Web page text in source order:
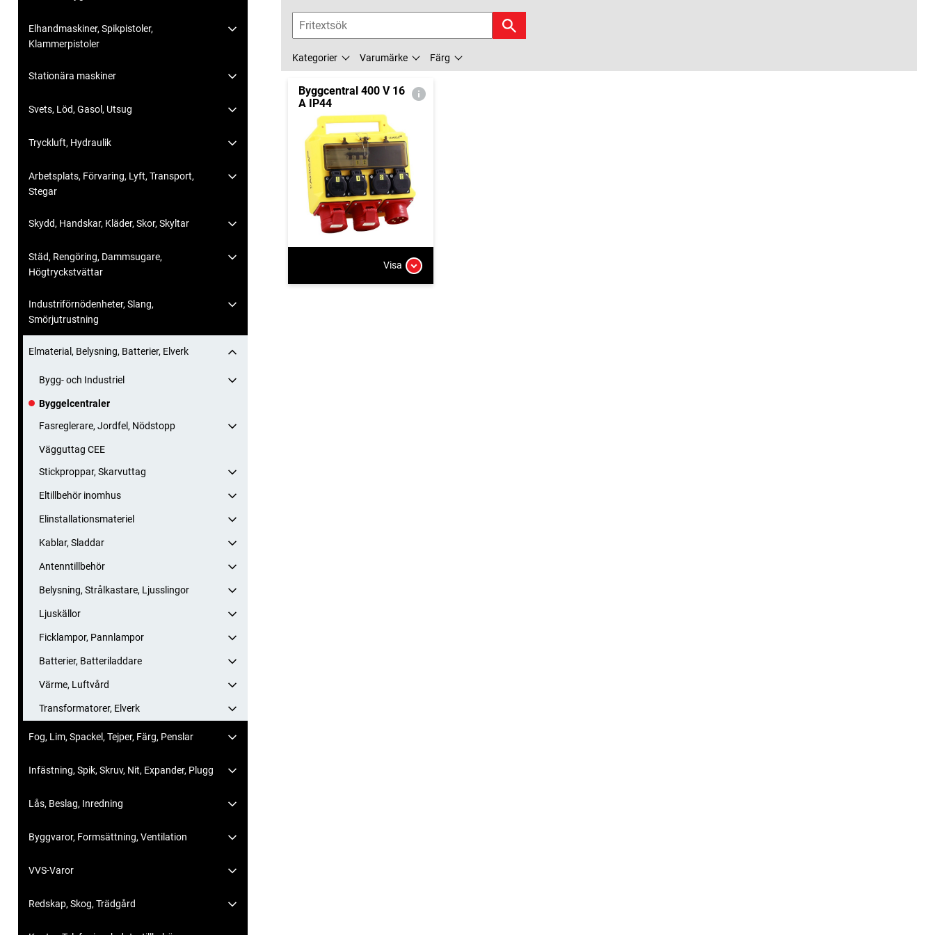
Elhandmaskiner, Spikpistoler,
Klammerpistoler
Stationära maskiner
Svets, Löd, Gasol, Utsug
Tryckluft, Hydraulik
Arbetsplats, Förvaring, Lyft, Transport,
Stegar
Skydd, Handskar, Kläder, Skor, Skyltar
Städ, Rengöring, Dammsugare,
Högtryckstvättar
Industriförnödenheter, Slang,
Smörjutrustning
Elmaterial, Belysning, Batterier, Elverk
Bygg- och Industriel
Byggelcentraler
Fasreglerare, Jordfel, Nödstopp
Vägguttag CEE
Stickproppar, Skarvuttag
Eltillbehör inomhus
Elinstallationsmateriel
Kablar, Sladdar
Antenntillbehör
Belysning, Strålkastare, Ljusslingor
Ljuskällor
Ficklampor, Pannlampor
Batterier, Batteriladdare
Värme, Luftvård
Transformatorer, Elverk
Fog, Lim, Spackel, Tejper, Färg, Penslar
Infästning, Spik, Skruv, Nit, Expander, Plugg
Lås, Beslag, Inredning
Byggvaror, Formsättning, Ventilation
VVS-Varor
Redskap, Skog, Trädgård
Kategorier Varumärke Färg
Byggcentral 400 V 16
A IP44
Visa